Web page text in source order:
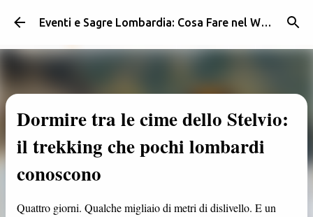
Passa ai contenuti principali Eventi e Sagre Lombardia: Cosa Fare nel Weekend | Weekendidea
Dormire tra le cime dello Stelvio:
il trekking che pochi lombardi
conoscono
Quattro giorni. Qualche migliaio di metri di dislivello. E un